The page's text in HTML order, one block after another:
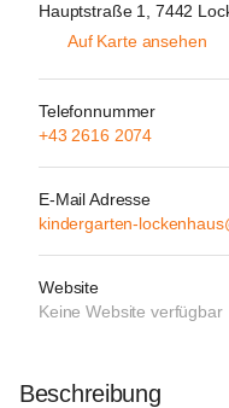
Hauptstraße 1, 7442
Auf Karte ansehen
Telefonnummer
+43 2616 2074
E-Mail Adresse
kindergarten-
Website
Keine Website verfügbar
Beschreibung